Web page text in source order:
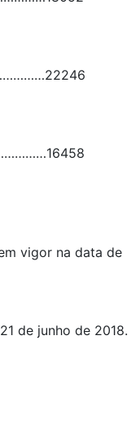
22246
16458
vigor na data de
de junho de 2018.